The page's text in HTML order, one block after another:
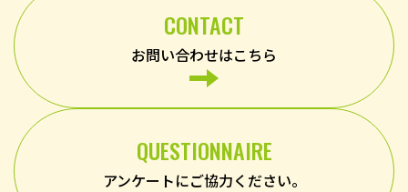
CONTACT
お問い合わせはこちら
QUESTIONNAIRE
アンケートにご協力ください。